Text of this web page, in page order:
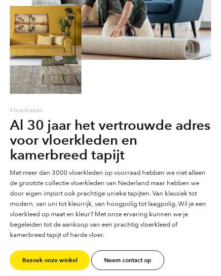
op
de
productpagina
de
productpagina
Vloerkleden
Al 30 jaar het vertrouwde adres
voor vloerkleden en
kamerbreed tapijt
Met meer dan 3000 vloerkleden op voorraad hebben we niet alleen
de grootste collectie vloerkleden van Nederland maar hebben we
door eigen import ook prachtige unieke tapijten. Van klassiek tot
modern, van uni tot kleurrijk, van hoogpolig tot laagpolig. Wil je een
vloerkleed op maat en kleur? Met onze ervaring kunnen we je
begeleiden tot de aankoop van een prachtig vloerkleed of
kamerbreed tapijt of harde vloer.
Bezoek onze winkel Neem contact op